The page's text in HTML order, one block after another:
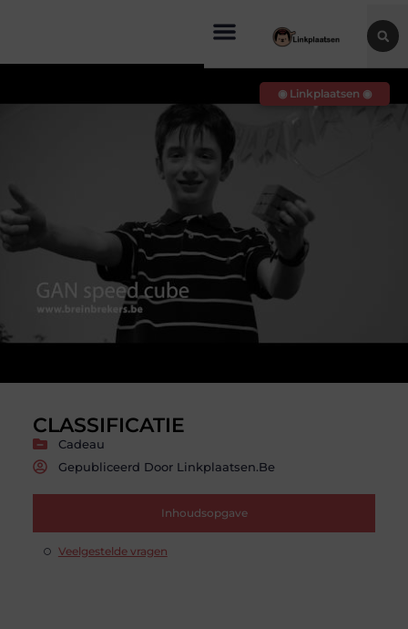
CLASSIFICATIE
Cadeau
Gepubliceerd Door Linkplaatsen.be
Inhoudsopgave
Veelgestelde vragen
◉ Linkplaatsen ◉